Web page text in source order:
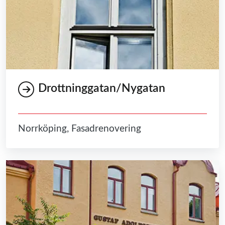
Drottninggatan/Nygatan
Norrköping, Fasadrenovering